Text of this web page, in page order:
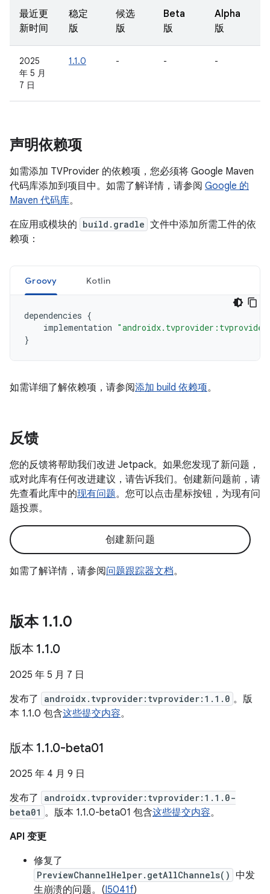
最近更
新时间
稳定
版
候选
版
Beta
版
Alpha
版
2025
年 5 月
7 日
1.1.0 - - -
声明依赖项
如需添加 TVProvider 的依赖项，您必须将 Google Maven
代码库添加到项目中。如需了解详情，请参阅 Google 的
Maven 代码库。
在应用或模块的 build.gradle 文件中添加所需工件的依
赖项：
Groovy Kotlin
dependencies {
implementation
}
如需详细了解依赖项，请参阅添加 build 依赖项。
反馈
您的反馈将帮助我们改进 Jetpack。如果您发现了新问题，
或对此库有任何改进建议，请告诉我们。创建新问题前，请
先查看此库中的现有问题。您可以点击星标按钮，为现有问
题投票。
创建新问题
如需了解详情，请参阅问题跟踪器文档。
版本 1.1.0
版本 1.1.0
2025 年 5 月 7 日
发布了
androidx.tvprovider:tvprovider:1.1.0 。版
本 1.1.0 包含这些提交内容。
版本 1.1.0-beta01
2025 年 4 月 9 日
发布了
androidx.tvprovider:tvprovider:1.1.0-
beta01 。版本 1.1.0-beta01 包含这些提交内容。
API 变更
修复了
PreviewChannelHelper.getAllChannels() 中发
生崩溃的问题。(I5041f)